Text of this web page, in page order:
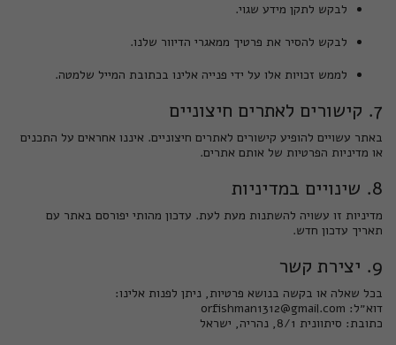
לבקש לתקן מידע שגוי.
לבקש להסיר את פרטיך ממאגרי הדיוור שלנו.
לממש זכויות אלו על ידי פנייה אלינו בכתובת המייל שלמטה.
7. קישורים לאתרים חיצוניים
באתר עשויים להופיע קישורים לאתרים חיצוניים. איננו אחראים על התכנים
או מדיניות הפרטיות של אותם אתרים.
8. שינויים במדיניות
מדיניות זו עשויה להשתנות מעת לעת. עדכון מהותי יפורסם באתר עם
תאריך עדכון חדש.
9. יצירת קשר
בכל שאלה או בקשה בנושא פרטיות, ניתן לפנות אלינו:
דוא״ל: orfishman1312@gmail.com
כתובת: סיתוונית 8/1, נהריה, ישראל